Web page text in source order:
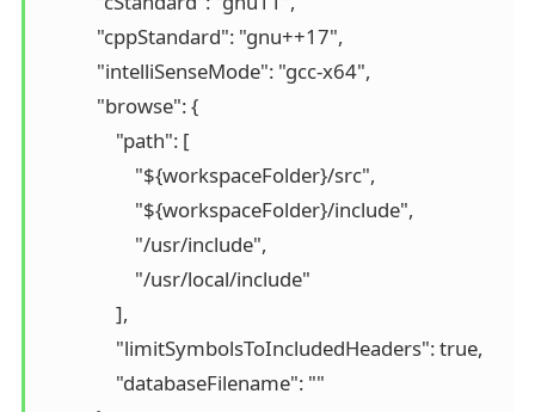
            "cppStandard": "gnu++17",
            "intelliSenseMode": "gcc-x64",
            "browse": {
                "path": [
                    "${workspaceFolder}/src",
                    "${workspaceFolder}/include",
                    "/usr/include",
                    "/usr/local/include"
                ],
                "limitSymbolsToIncludedHeaders": true,
                "databaseFilename": ""